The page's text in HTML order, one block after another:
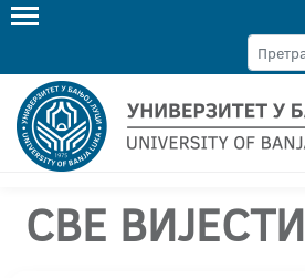
СВЕ ВИЈЕСТИ